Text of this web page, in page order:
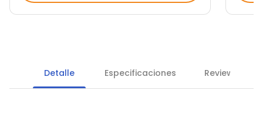
Detalle Especificaciones Reviews